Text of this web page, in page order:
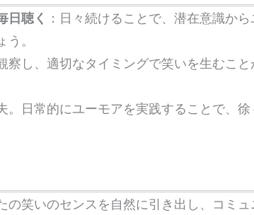
日聴く ：日々続けることで、潜在意識から
。
察し、適切なタイミングで笑いを生むこと
。日常的にユーモアを実践することで、徐
笑いのセンスを自然に引き出し、コミュ